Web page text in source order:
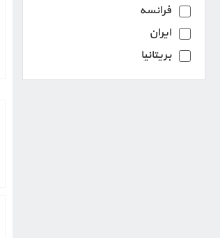
فرانسه
ایران
بریتانیا